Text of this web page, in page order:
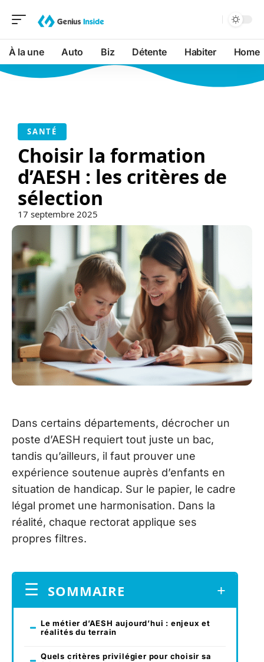
À la une Auto Biz Détente Habiter Home
SANTÉ
Choisir la formation
d’AESH : les critères de
sélection
17 septembre 2025
Dans certains départements, décrocher un
poste d’AESH requiert tout juste un bac,
tandis qu’ailleurs, il faut prouver une
expérience soutenue auprès d’enfants en
situation de handicap. Sur le papier, le cadre
légal promet une harmonisation. Dans la
réalité, chaque rectorat applique ses
propres filtres.
SOMMAIRE
Le métier d’AESH aujourd’hui : enjeux et
réalités du terrain
Quels critères privilégier pour choisir sa